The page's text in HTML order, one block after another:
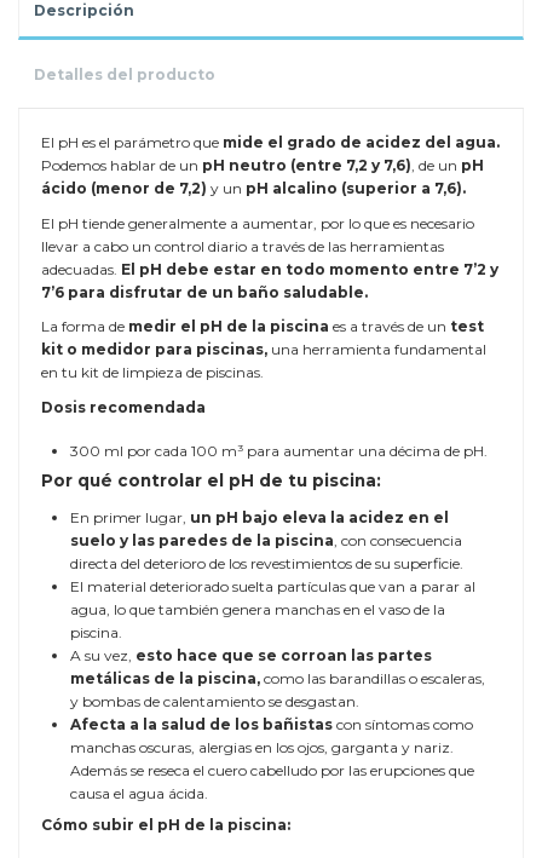
Descripción
Detalles del producto
El pH es el parámetro que mide el grado de acidez del agua.
Podemos hablar de un pH neutro (entre 7,2 y 7,6), de un pH
ácido (menor de 7,2) y un pH alcalino (superior a 7,6).
El pH tiende generalmente a aumentar, por lo que es necesario
llevar a cabo un control diario a través de las herramientas
adecuadas. El pH debe estar en todo momento entre 7’2 y
7’6 para disfrutar de un baño saludable.
La forma de medir el pH de la piscina es a través de un test
kit o medidor para piscinas, una herramienta fundamental
en tu kit de limpieza de piscinas.
Dosis recomendada
300 ml por cada 100 m³ para aumentar una décima de pH.
Por qué controlar el pH de tu piscina:
En primer lugar, un pH bajo eleva la acidez en el
suelo y las paredes de la piscina, con consecuencia
directa del deterioro de los revestimientos de su superficie.
El material deteriorado suelta partículas que van a parar al
agua, lo que también genera manchas en el vaso de la
piscina.
A su vez, esto hace que se corroan las partes
metálicas de la piscina, como las barandillas o escaleras,
y bombas de calentamiento se desgastan.
Afecta a la salud de los bañistas con síntomas como
manchas oscuras, alergias en los ojos, garganta y nariz.
Además se reseca el cuero cabelludo por las erupciones que
causa el agua ácida.
Cómo subir el pH de la piscina: